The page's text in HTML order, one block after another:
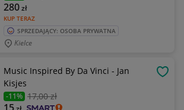
KUP TERAZ
280zł
SPRZEDAJĄCY: OSOBA PRYWATNA
Kielce
Music Inspired By Da Vinci - Jan
Kisjes
-11% 17,00 zł